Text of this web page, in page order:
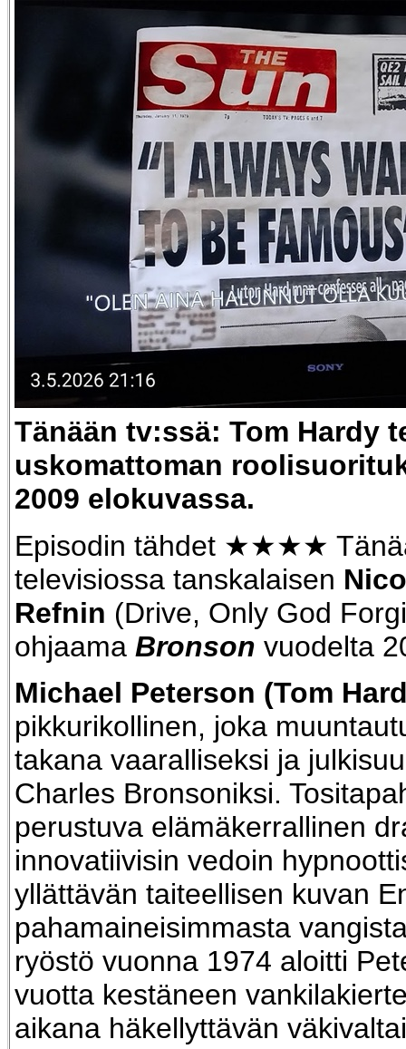
Tänään tv:ssä: Tom Hardy
uskomattoman
2009 elokuvassa.
Episodin tähdet ★★★★
televisiossa tanskalaisen
Refnin (Drive, Only God
ohjaama Bronson vuodelta
Michael Peterson (Tom
pikkurikollinen, joka
takana vaaralliseksi ja
Charles Bronsoniksi.
perustuva elämäkerrallinen
innovatiivisin vedoin
yllättävän taiteellisen kuvan
pahamaineisimmasta
ryöstö vuonna 1974 aloitti
vuotta kestäneen
aikana häkellyttävän